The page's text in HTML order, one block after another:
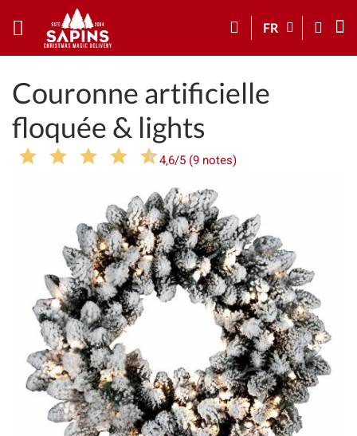
FR
Couronne artificielle
floquée & lights
4,6/5 (9 notes)